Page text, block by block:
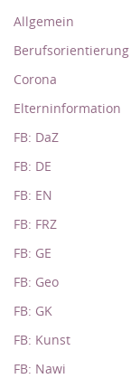
Allgemein
Berufsorientierung
Corona
Elterninformation
FB: DaZ
FB: DE
FB: EN
FB: FRZ
FB: GE
FB: Geo
FB: GK
FB: Kunst
FB: Nawi